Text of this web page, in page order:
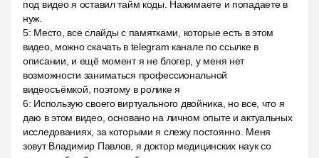
под видео я оставил тайм коды. Нажимаете и попадаете в
нуж.
5: Место, все слайды с памятками, которые есть в этом
видео, можно скачать в telegram канале по ссылке в
описании, и ещё момент я не блогер, у меня нет
возможности заниматься профессиональной
видеосъёмкой, поэтому в ролике я
6: Использую своего виртуального двойника, но все, что я
даю в этом видео, основано на личном опыте и актуальных
исследованиях, за которыми я слежу постоянно. Меня
зовут Владимир Павлов, я доктор медицинских наук со